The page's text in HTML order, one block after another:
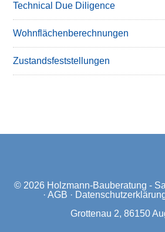
Technical Due Diligence
Wohnflächenberechnungen
Zustandsfeststellungen
© 2026 Holzmann-Bauberatung -
· AGB ·
Grottenau 2, 86150